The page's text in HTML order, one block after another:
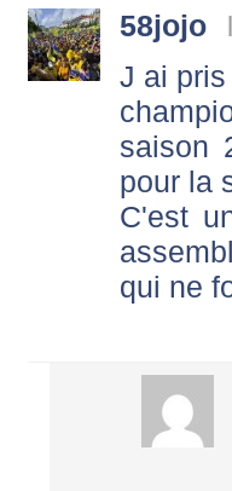
58jojo
J ai
saison
pour la
C'est
qui ne